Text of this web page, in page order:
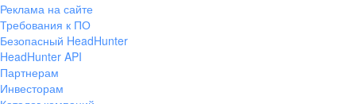
Реклама на сайте
Требования к ПО
Безопасный HeadHunter
HeadHunter API
Партнерам
Инвесторам